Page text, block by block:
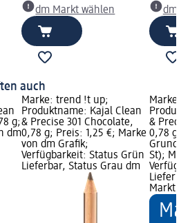
dm Markt wählen
dm
auch
g;
dm
Marke: trend !t up;
Produktname: Kajal Clean
& Precise 301 Chocolate,
0,78 g; Preis: 1,25 €; Marke
von dm Grafik;
Verfügbarkeit: Status Grün
Lieferbar, Status Grau dm
Marke:
&
0,78 g;
St);
Markt